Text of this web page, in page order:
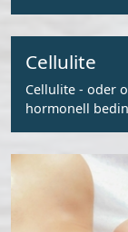
Cellulite
Cellulite - oder
hormonell